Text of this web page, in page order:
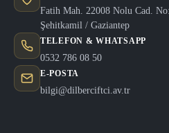
Fatih Mah. 22008 Nolu Cad.
Şehitkamil / Gaziantep
TELEFON & WHATSAPP
0532 786 08 50
E-POSTA
bilgi@dilberciftci.av.tr